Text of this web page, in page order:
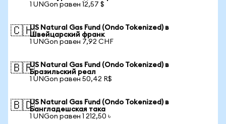
1 UNGon равен 12,57 $
🇨🇭US Natural Gas Fund (Ondo Tokenized) в
Швейцарский франк
1 UNGon равен 7,92 CHF
🇧🇷US Natural Gas Fund (Ondo Tokenized) в
Бразильский реал
1 UNGon равен 50,42 R$
🇧🇩US Natural Gas Fund (Ondo Tokenized) в
Бангладешская така
1 UNGon равен 1 212,50 ৳